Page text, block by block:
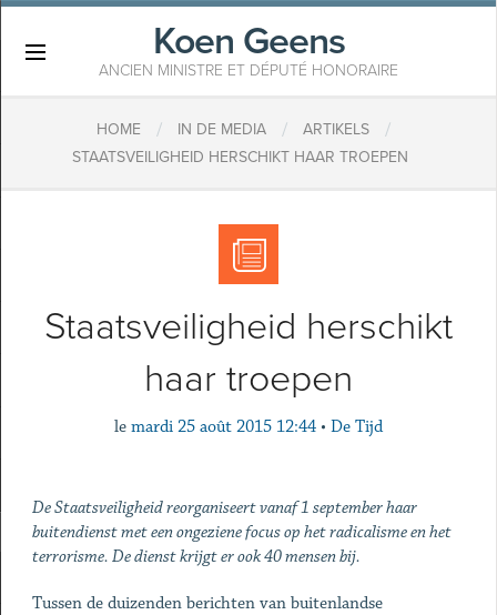
Koen Geens
ANCIEN MINISTRE ET DÉPUTÉ HONORAIRE
HOME / IN DE MEDIA / ARTIKELS /
STAATSVEILIGHEID HERSCHIKT HAAR TROEPEN
Staatsveiligheid herschikt
haar troepen
le mardi 25 août 2015 12:44 • De Tijd
De Staatsveiligheid reorganiseert vanaf 1 september haar
buitendienst met een ongeziene focus op het radicalisme en het
terrorisme. De dienst krijgt er ook 40 mensen bij.
Tussen de duizenden berichten van buitenlandse